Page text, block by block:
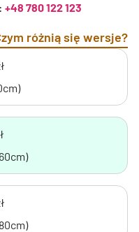
+48 780 122 123
różnią się wersje?